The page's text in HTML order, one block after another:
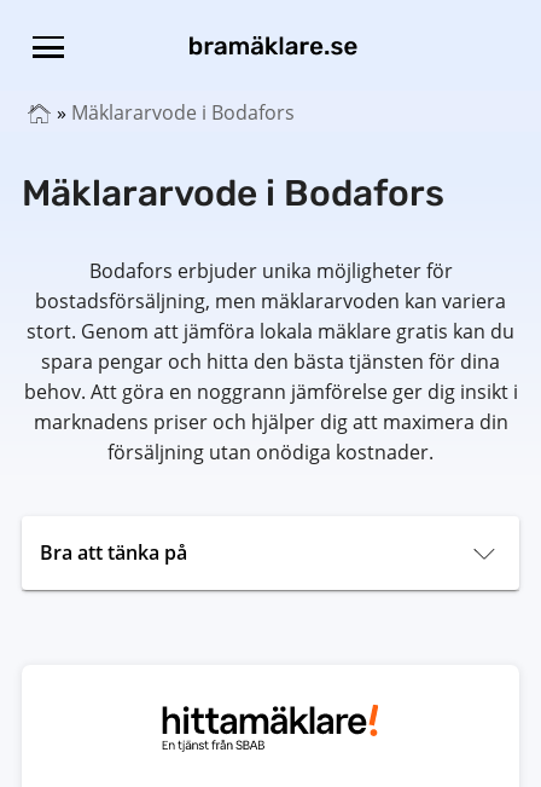
» Mäklararvode i Bodafors
Mäklararvode i Bodafors
Bodafors erbjuder unika möjligheter för
bostadsförsäljning, men mäklararvoden kan variera
stort. Genom att jämföra lokala mäklare gratis kan du
spara pengar och hitta den bästa tjänsten för dina
behov. Att göra en noggrann jämförelse ger dig insikt i
marknadens priser och hjälper dig att maximera din
försäljning utan onödiga kostnader.
Bra att tänka på